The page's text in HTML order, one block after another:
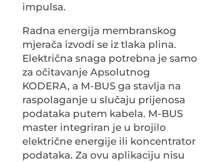
impulsa.
Radna energija membranskog
mjerača izvodi se iz tlaka plina.
Električna snaga potrebna je samo
za očitavanje Apsolutnog
KODERA, a M-BUS ga stavlja na
raspolaganje u slučaju prijenosa
podataka putem kabela. M-BUS
master integriran je u brojilo
električne energije ili koncentrator
podataka. Za ovu aplikaciju nisu